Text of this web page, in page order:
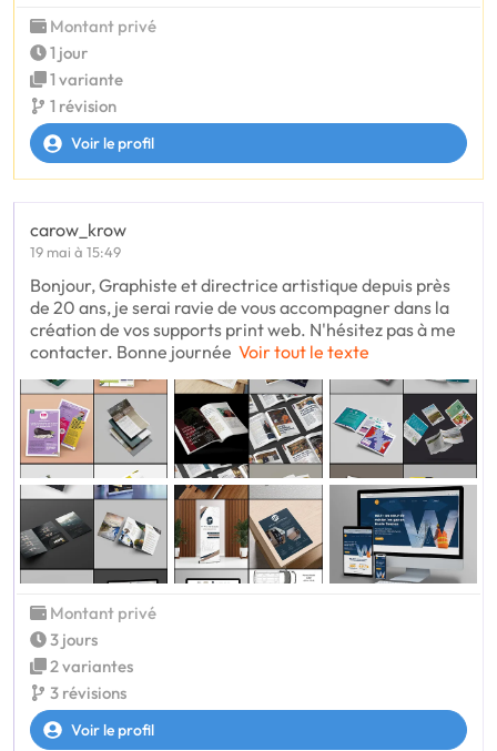
Montant privé
1 jour
1 variante
1 révision
Voir le profil
carow_krow
19 mai à 15:49
Bonjour, Graphiste et directrice artistique depuis près
de 20 ans, je serai ravie de vous accompagner dans la
création de vos supports print web. N'hésitez pas à me
contacter. Bonne journée Voir tout le texte
Montant privé
3 jours
2 variantes
3 révisions
Voir le profil